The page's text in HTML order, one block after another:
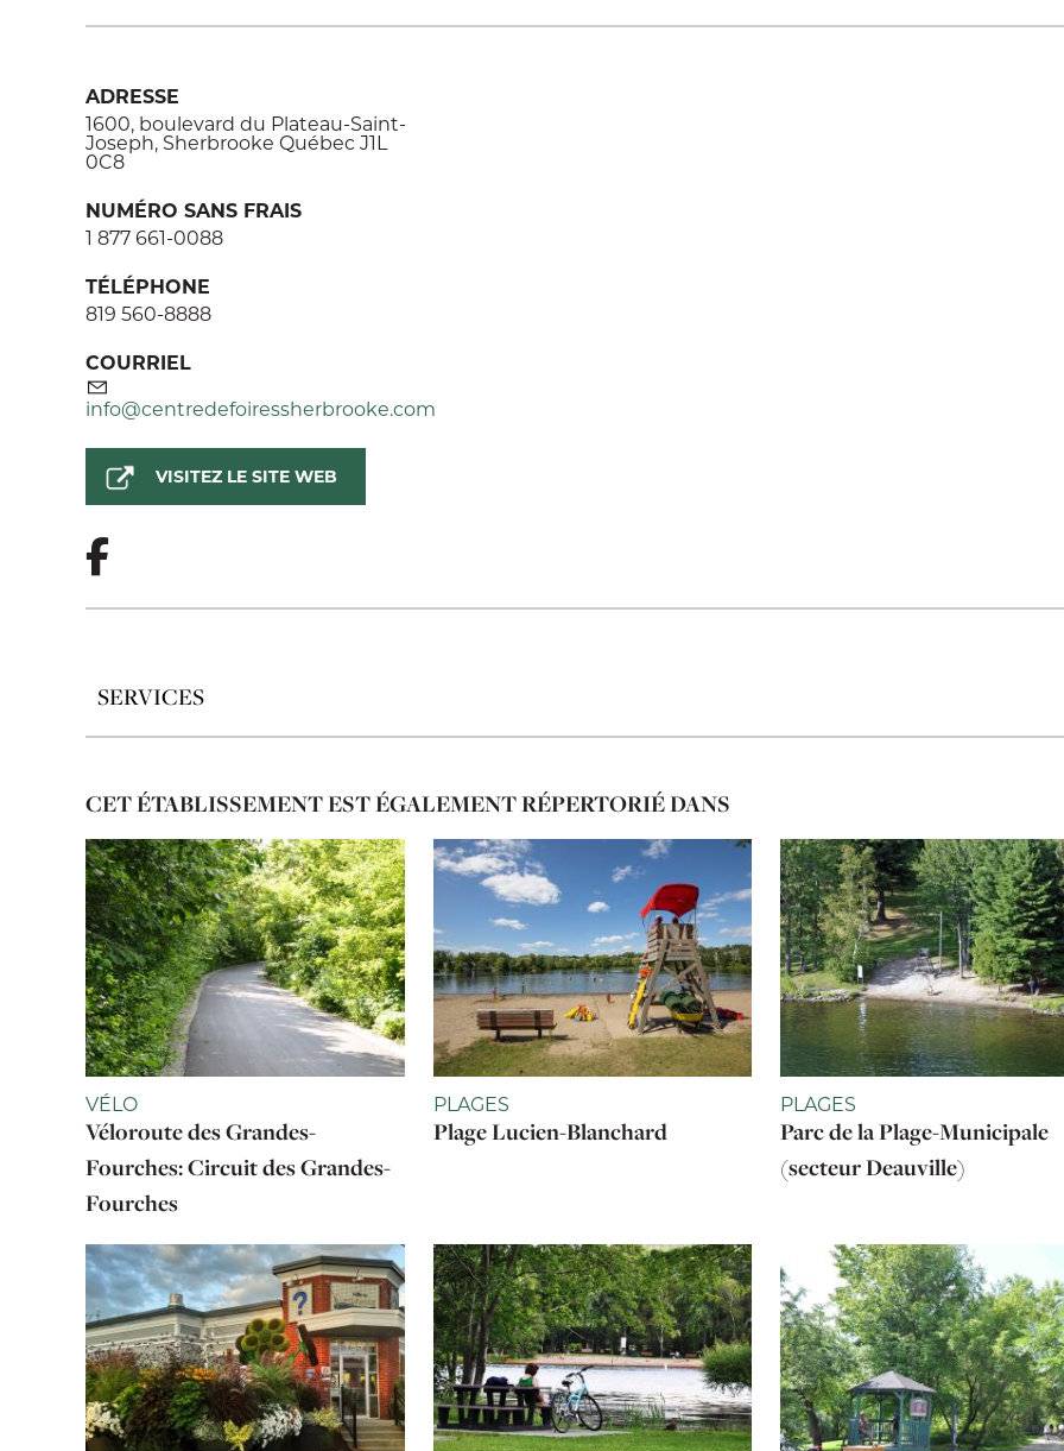
ADRESSE
1600, boulevard du Plateau-Saint-
Joseph, Sherbrooke Québec J1L
0C8
NUMÉRO SANS FRAIS
1 877 661-0088
TÉLÉPHONE
819 560-8888
COURRIEL
info@centredefoiressherbrooke.com
VISITEZ LE SITE WEB
SERVICES
CET ÉTABLISSEMENT EST ÉGALEMENT RÉPERTORIÉ DANS
VÉLO
Véloroute des Grandes-
Fourches: Circuit des Grandes-
Fourches
PLAGES
Plage Lucien-Blanchard
PLAGES
Parc de la Plage-Municipale
(secteur Deauville)